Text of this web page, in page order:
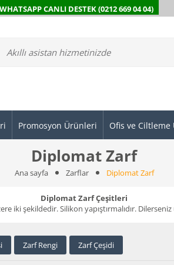
WHATSAPP CANLI DESTEK (0212 669 04 04)
Promosyon Ürünleri Ofis ve
Diplomat Zarf
Ana sayfa Zarflar Diplomat Zarf
Diplomat Zarf Çeşitleri
şekildedir. Silikon yapıştırmalıdır.
Zarf Rengi Zarf Çeşidi